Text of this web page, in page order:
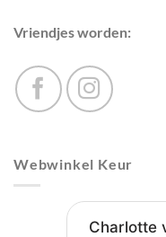
Vriendjes worden:
Webwinkel Keur